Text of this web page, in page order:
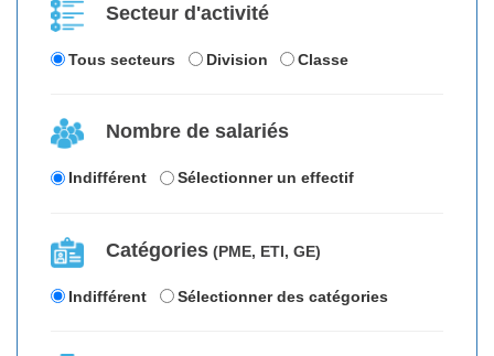
Secteur d'activité
Tous secteurs Division Classe
Nombre de salariés
Indifférent Sélectionner un effectif
Catégories (PME, ETI, GE)
Indifférent Sélectionner des catégories